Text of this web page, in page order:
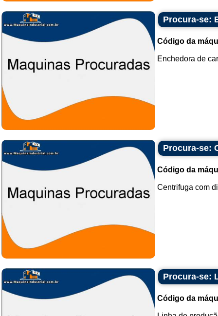
Procura-se:
Código da
Enchedora de
Procura-se:
Código da
Centrifuga com
Procura-se:
Código da